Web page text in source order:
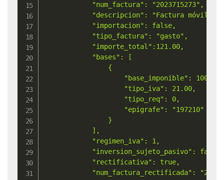
            "num_factura": "2023715273",
            "descripcion": "Factura móviles",
            "importacion": false,
            "tipo_factura": "gasto",
            "importe_total":121.00,
            "bases": [
                {
                    "base_imponible": 100.00,
                    "tipo_iva": 21.00,
                }
            ],